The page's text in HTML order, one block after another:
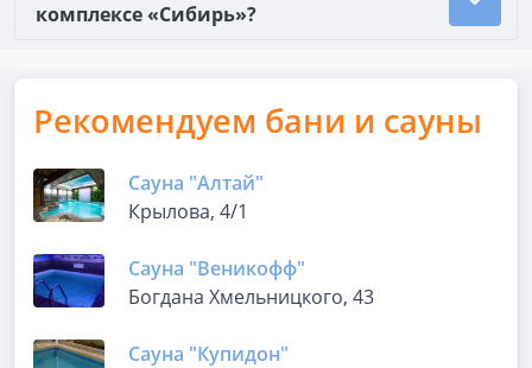
комплексе «Сибирь»?
Рекомендуем бани и сауны
Сауна "Алтай"
Крылова, 4/1
Сауна "Веникофф"
Богдана Хмельницкого, 43
Сауна "Купидон"